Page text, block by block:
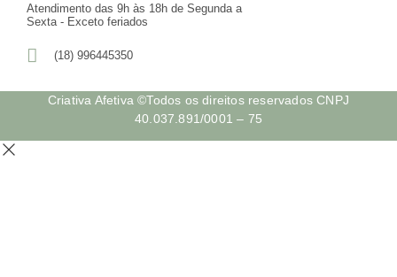
Atendimento das 9h às 18h de Segunda a
Sexta - Exceto feriados
(18) 996445350
Criativa Afetiva ©Todos os direitos reservados CNPJ
40.037.891/0001 – 75